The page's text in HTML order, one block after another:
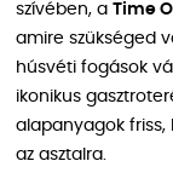
szívében, a Time
amire szükséged
húsvéti fogások
ikonikus
alapanyagok friss,
az asztalra.